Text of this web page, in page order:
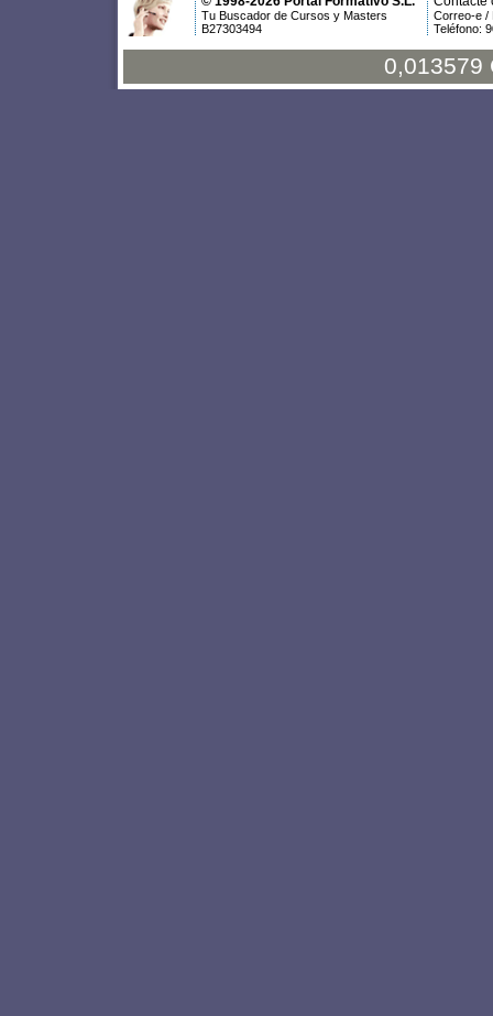
Tu Buscador de Cursos y Masters
B27303494
Correo-e /
Teléfono:
0,013579